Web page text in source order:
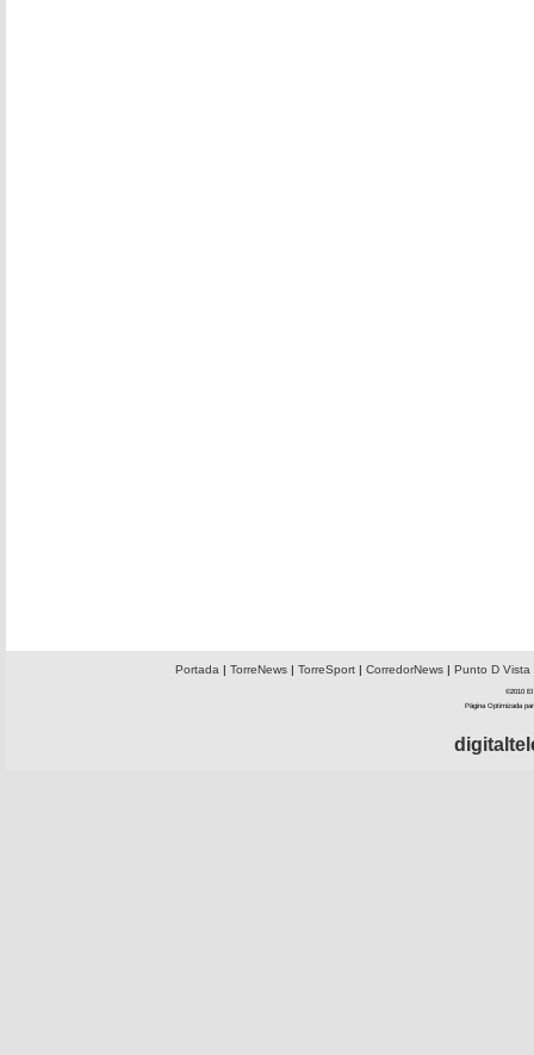
Portada | TorreNews| TorreSport| CorredorNews| Punto D Vista
©2010 El
Página Optimizada